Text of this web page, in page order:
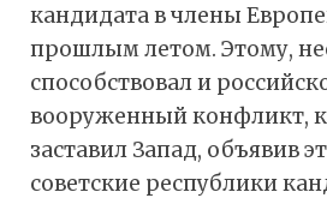
кандидата в члены
прошлым летом. Этому,
способствовал и
вооруженный конфликт,
заставил Запад, объявив
советские республики